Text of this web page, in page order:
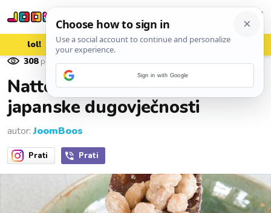
lol! aww vrh!
woot?!
308pregleda 05. srpnja 2026.
Natto doručak: Ljepljiva tajna
japanske dugovječnosti
autor:JoomBoos
Prati Prati
Sign in with Google